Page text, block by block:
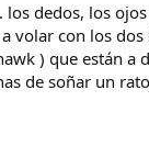
los dedos, los
volar con los
) que están a
de soñar un